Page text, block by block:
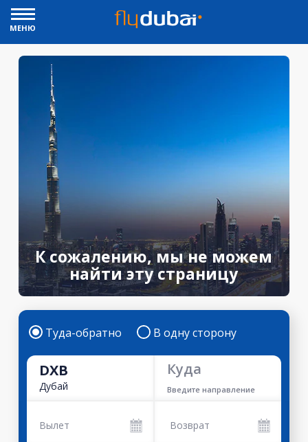
МЕНЮ
К сожалению, мы не можем
найти эту страницу
Туда-обратно В одну сторону
DXB
Дубай
Куда
Введите направление
Вылет Возврат